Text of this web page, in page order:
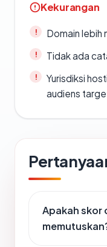
Kekurangan
Domain lebih
Tidak ada
Yurisdiksi
audiens
Apakah skor